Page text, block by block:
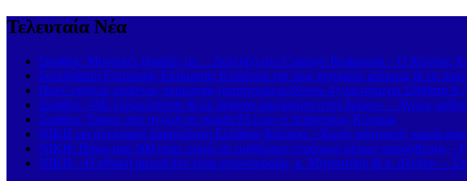
Τελευταία Νέα
Σκιάθος: Μουσικές βραδιές με… έκπληξη στο Carnayo Restaurant – Ο Κώστας
Συνεδρίαση Επιτροπής Εκτίμησης Κινδύνου για τους ισχυρούς ανέμους & τις
Πολύ υψηλός κίνδυνος πυρκαγιάς (κατηγορία κινδύνου 4) για σήμερα Σάββατο 8
Σκιάθος: «Με ξυλοκόπησαν & με άφησαν αιμόφυρτο στον δρόμο» – Άγριος
Σκιάθος: Έφυγε από τη ζωή σε ηλικία 93 ετών ο Απόστολος Κουκιάς
ΝΙΚΗ για ηλεκτρική διασύνδεση Ελλάδας-Κύπρου: «Χωρίς αποτροπή, καμία
ΝΙΚΗ: Πάνω από 500 εκατ. ευρώ σε μισθώσεις εναέριων μέσων πυρόσβεσης –
ΝΙΚΗ: «Η εθνική άμυνα δεν είναι γιουσουρούμ, κ. Μητσοτάκη & κ. Δένδια» –